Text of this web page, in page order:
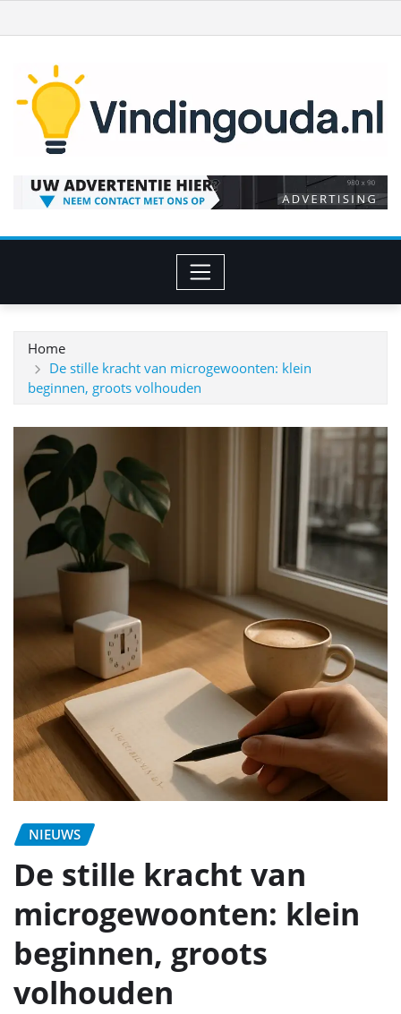
naar
inhoud
Home
De stille kracht van microgewoonten: klein
beginnen, groots volhouden
NIEUWS
De stille kracht van
microgewoonten: klein
beginnen, groots
volhouden